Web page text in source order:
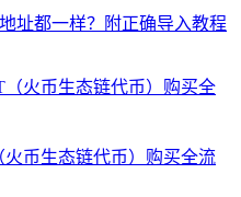
址都一样？附正确导入教程
币生态链代币）购买全流